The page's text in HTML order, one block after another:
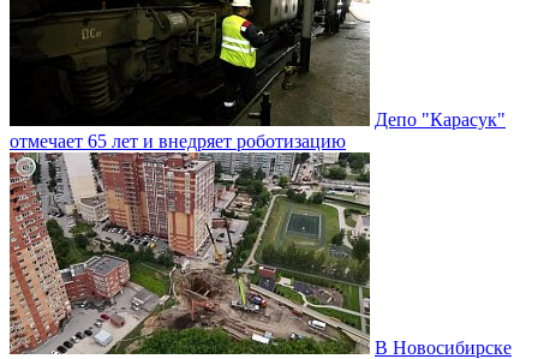
Депо "Карасук"
отмечает 65 лет и внедряет роботизацию
В Новосибирске